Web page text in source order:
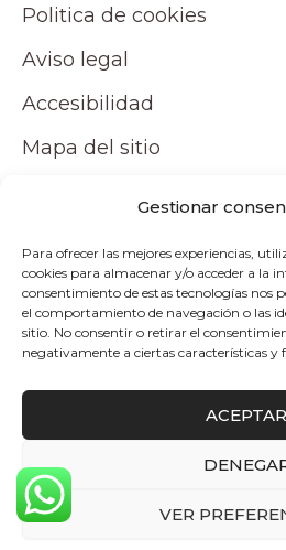
Gestionar
Para ofrecer las mejores experiencias,
cookies para almacenar y/o acceder a la
consentimiento de estas tecnologías nos
el comportamiento de navegación o las
sitio. No consentir o retirar el
negativamente a ciertas características y
ACEPTAR
VER
Politica de cookies
Aviso legal
Accesibilidad
Mapa del sitio
Tu cuenta
Mi cuenta
Carrito
Politica de envio y
Copyright © 2026 Atelier